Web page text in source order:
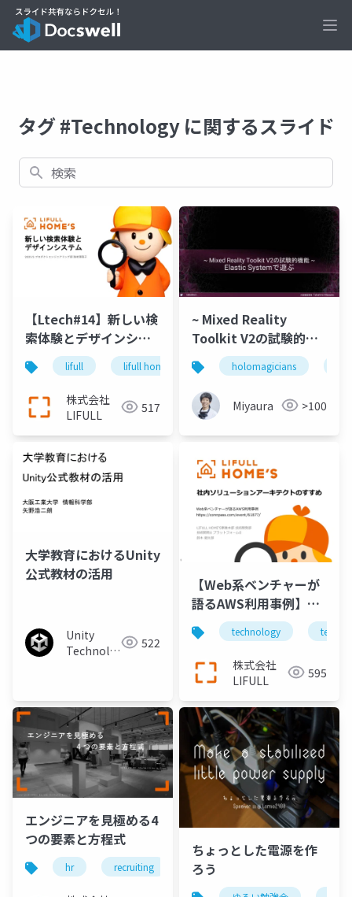
タグ #Technology に関するスライド
検索
【Ltech#14】新しい検
索体験とデザインシス
テム
lifull lifull home's technology frontend
株式会社
LIFULL
517
~ Mixed Reality
Toolkit V2の試験的機
能 ~ Elastic Systemで
遊ぶ
holomagicians
Miyaura >100
大学教育におけるUnity
公式教材の活用
Unity
Technologies 522
【Web系ベンチャーが
語るAWS利用事例】社
内ソリューションアー
キテクトのすすめ
technology tech
株式会社
LIFULL
595
エンジニアを見極める4
つの要素と方程式
hr recruiting technology
ちょっとした電源を作
ろう